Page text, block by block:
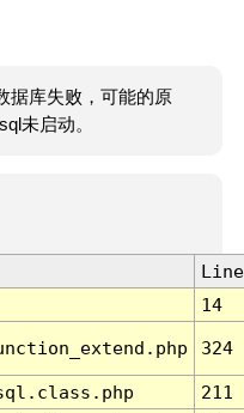
据库失败，可能的原
未启动。
Line
14
324
211